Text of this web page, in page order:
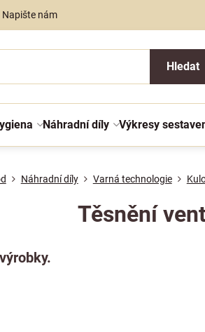
Napište nám
Hledat
Náhradní díly Výkresy
Náhradní díly Varná technologie
Těsnění